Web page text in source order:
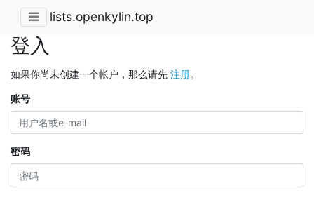
lists.openkylin.top
登入
如果你尚未创建一个帐户，那么请先 注册。
账号
密码